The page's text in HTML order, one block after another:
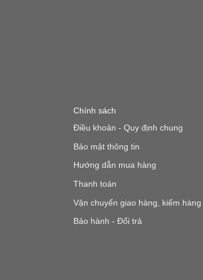
Chính sách
Điều khoản - Quy định chung
Bảo mật thông tin
Hướng dẫn mua hàng
Thanh toán
Vận chuyển giao hàng, kiểm hàng
Bảo hành - Đổi trả